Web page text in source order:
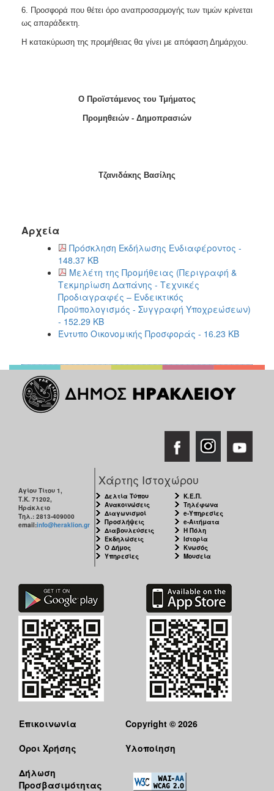
6. Προσφορά που θέτει όρο αναπροσαρμογής των τιμών κρίνεται
ως απαράδεκτη.
Η κατακύρωση της προμήθειας θα γίνει με απόφαση Δημάρχου.
Ο Προϊστάμενος του Τμήματος
Προμηθειών - Δημοπρασιών
Τζανιδάκης Βασίλης
Αρχεία
Πρόσκληση Εκδήλωσης Ενδιαφέροντος -
148.37 KB
Μελέτη της Προμήθειας (Περιγραφή &
Τεκμηρίωση Δαπάνης - Τεχνικές
Προδιαγραφές – Ενδεικτικός
Προϋπολογισμός - Συγγραφή Υποχρεώσεων)
- 152.29 KB
Έντυπο Οικονομικής Προσφοράς - 16.23 KB
Αγίου Τίτου 1,
Τ.Κ. 71202,
Ηράκλειο
Τηλ.: 2813-409000
email:info@heraklion.gr
Χάρτης Ιστοχώρου
Δελτία Τύπου
Ανακοινώσεις
Διαγωνισμοί
Προσλήψεις
Διαβουλεύσεις
Εκδηλώσεις
Ο Δήμος
Υπηρεσίες
Κ.Ε.Π.
Τηλέφωνα
e-Υπηρεσίες
e-Αιτήματα
Η Πόλη
Ιστορία
Κνωσός
Μουσεία
Επικοινωνία
Όροι Χρήσης
Δήλωση
Προσβασιμότητας
Copyright © 2026
Υλοποίηση